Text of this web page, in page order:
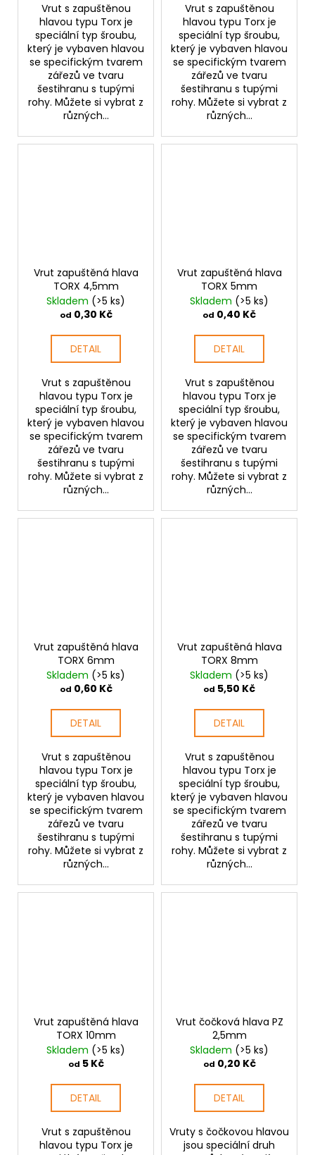
Vrut s zapuštěnou
hlavou typu Torx je
speciální typ šroubu,
který je vybaven hlavou
se specifickým tvarem
zářezů ve tvaru
šestihranu s tupými
rohy. Můžete si vybrat z
různých...
Vrut s zapuštěnou
hlavou typu Torx je
speciální typ šroubu,
který je vybaven hlavou
se specifickým tvarem
zářezů ve tvaru
šestihranu s tupými
rohy. Můžete si vybrat z
různých...
Vrut zapuštěná hlava
TORX 4,5mm
Skladem (>5 ks)
od 0,30 Kč
DETAIL
Vrut s zapuštěnou
hlavou typu Torx je
speciální typ šroubu,
který je vybaven hlavou
se specifickým tvarem
zářezů ve tvaru
šestihranu s tupými
rohy. Můžete si vybrat z
různých...
Vrut zapuštěná hlava
TORX 5mm
Skladem (>5 ks)
od 0,40 Kč
DETAIL
Vrut s zapuštěnou
hlavou typu Torx je
speciální typ šroubu,
který je vybaven hlavou
se specifickým tvarem
zářezů ve tvaru
šestihranu s tupými
rohy. Můžete si vybrat z
různých...
Vrut zapuštěná hlava
TORX 6mm
Skladem (>5 ks)
od 0,60 Kč
DETAIL
Vrut s zapuštěnou
hlavou typu Torx je
speciální typ šroubu,
který je vybaven hlavou
se specifickým tvarem
zářezů ve tvaru
šestihranu s tupými
rohy. Můžete si vybrat z
různých...
Vrut zapuštěná hlava
TORX 8mm
Skladem (>5 ks)
od 5,50 Kč
DETAIL
Vrut s zapuštěnou
hlavou typu Torx je
speciální typ šroubu,
který je vybaven hlavou
se specifickým tvarem
zářezů ve tvaru
šestihranu s tupými
rohy. Můžete si vybrat z
různých...
Vrut zapuštěná hlava
TORX 10mm
Skladem (>5 ks)
od 5 Kč
DETAIL
Vrut s zapuštěnou
hlavou typu Torx je
Vrut čočková hlava PZ
2,5mm
Skladem (>5 ks)
od 0,20 Kč
DETAIL
Vruty s čočkovou hlavou
jsou speciální druh